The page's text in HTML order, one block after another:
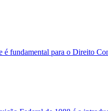
fundamental para o Direito